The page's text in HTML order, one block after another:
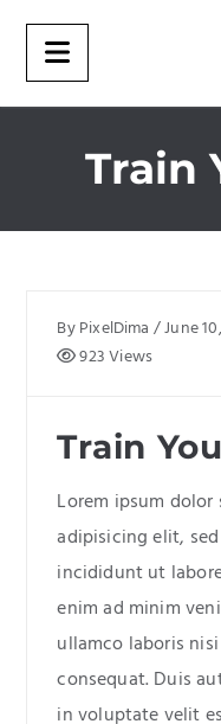
Train
ByPixelDima /June
923 Views
Train
Lorem ipsum
adipisicing elit,
incididunt ut
enim ad minim
ullamco laboris
consequat. Duis
in voluptate velit